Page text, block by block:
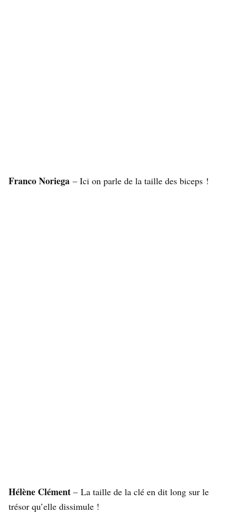
Franco Noriega – Ici on parle de la taille des biceps !
Hélène Clément – La taille de la clé en dit long sur le
trésor qu’elle dissimule !